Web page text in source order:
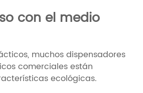
con el medio
muchos dispensadores
comerciales están
ecológicas.